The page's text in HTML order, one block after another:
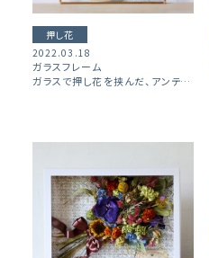
押し花
2022.03.18
ガラスフレーム
ガラスで押し花を挟んだ、アンティーク調でおしゃれなフレームです。 【フレーム詳細】 サイズ：ｗ300×ｈ242×ｄ8ｍｍ ディスプレイタイプ：横向き→壁掛け、縦向き→立て掛け